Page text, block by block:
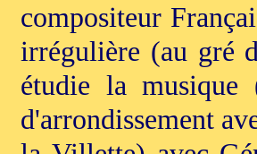
compositeur
irrégulière (au gré
étudie la musique
d'arrondissement